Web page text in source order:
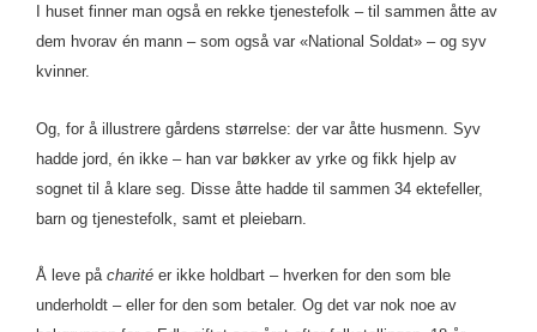
I huset finner man også en rekke tjenestefolk – til sammen åtte av
dem hvorav én mann – som også var «National Soldat» – og syv
kvinner.
Og, for å illustrere gårdens størrelse: der var åtte husmenn. Syv
hadde jord, én ikke – han var bøkker av yrke og fikk hjelp av
sognet til å klare seg. Disse åtte hadde til sammen 34 ektefeller,
barn og tjenestefolk, samt et pleiebarn.
Å leve på charité er ikke holdbart – hverken for den som ble
underholdt – eller for den som betaler. Og det var nok noe av